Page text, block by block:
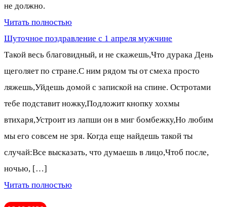
не должно.
Читать полностью
Шуточное поздравление с 1 апреля мужчине
Такой весь благовидный, и не скажешь,Что дурака День
щеголяет по стране.С ним рядом ты от смеха просто
ляжешь,Уйдешь домой с запиской на спине. Остротами
тебе подставит ножку,Подложит кнопку хохмы
втихаря,Устроит из лапши он в миг бомбежку,Но любим
мы его совсем не зря. Когда еще найдешь такой ты
случай:Все высказать, что думаешь в лицо,Чтоб после,
ночью, […]
Читать полностью